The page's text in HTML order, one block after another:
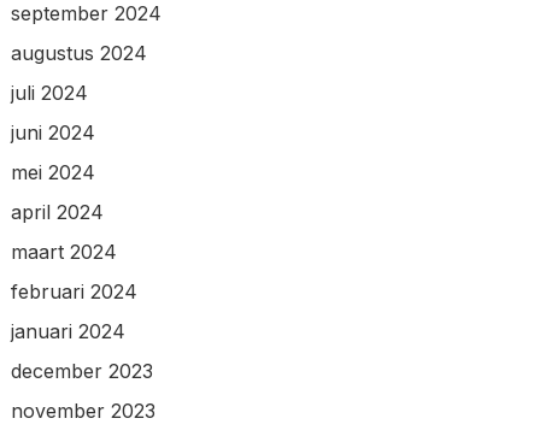
september 2024
augustus 2024
juli 2024
juni 2024
mei 2024
april 2024
maart 2024
februari 2024
januari 2024
december 2023
november 2023